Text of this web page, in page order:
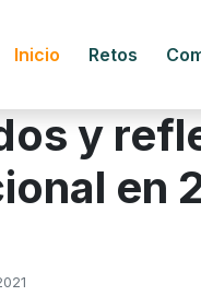
Inicio Retos
y
en